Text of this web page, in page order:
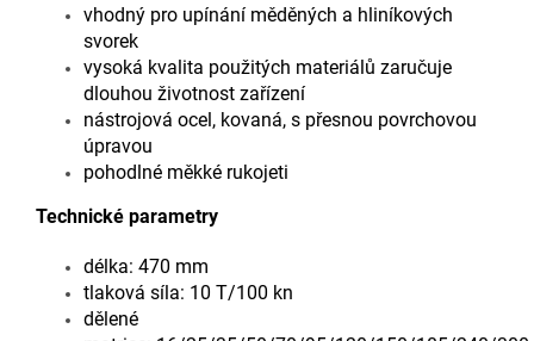
vhodný pro upínání měděných a hliníkových
svorek
vysoká kvalita použitých materiálů zaručuje
dlouhou životnost zařízení
nástrojová ocel, kovaná, s přesnou povrchovou
úpravou
pohodlné měkké rukojeti
Technické parametry
délka: 470 mm
tlaková síla: 10 T/100 kn
dělené